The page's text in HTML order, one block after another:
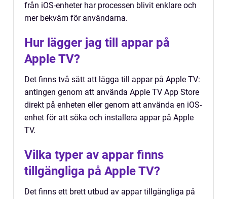
från iOS-enheter har processen blivit enklare och
mer bekväm för användarna.
Hur lägger jag till appar på
Apple TV?
Det finns två sätt att lägga till appar på Apple TV:
antingen genom att använda Apple TV App Store
direkt på enheten eller genom att använda en iOS-
enhet för att söka och installera appar på Apple
TV.
Vilka typer av appar finns
tillgängliga på Apple TV?
Det finns ett brett utbud av appar tillgängliga på